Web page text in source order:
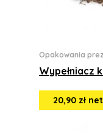
Opakowania
Wypełniacz
20,90 zł